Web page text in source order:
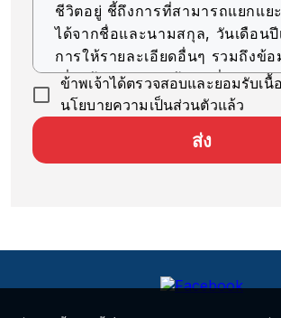
ชีวิตอยู่ ชี้ถึงการที่สามารถแยกแย
ได้จากชื่อและนามสกุล, วันเดือนปี
การให้รายละเอียดอื่นๆ รวมถึงข้
เกี่ยวข้อง (รวมถึงข้อมูลที่สามารถ
กับข้อมูลอื่นๆ ได้ง่าย ซึ่งจะช่วยให้
การรับข้อมูลส่วนบุคคล
การใช้ข้อมูลส่วนบุคคล
บริษัทของเราจะใช้ข้อมูลส่วนบุคค
ข้าพเจ้าได้ตรวจสอบและยอมรับเนื้
นโยบายความเป็นส่วนตัวแล้ว
ส่ง